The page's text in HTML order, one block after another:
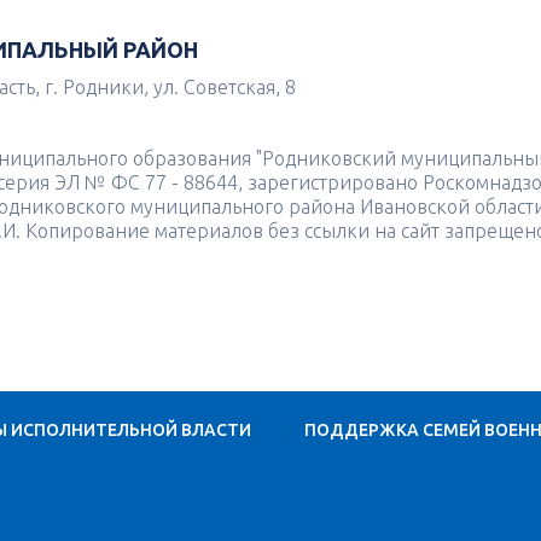
РАЙОН
г. Родники, ул. Советская, 8
образования "Родниковский
ЭЛ № ФС 77 - 88644, зарегистрировано
муниципального района Ивановской
Копирование материалов без ссылки на сайт
ИСПОЛНИТЕЛЬНОЙ ВЛАСТИ ПОДДЕРЖКА СЕМЕЙ